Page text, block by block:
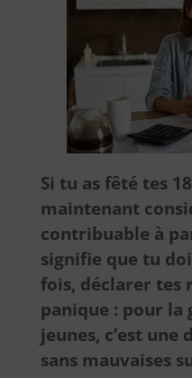
Si tu as fêté tes
maintenant
contribuable à
signifie que tu
fois, déclarer tes
panique : pour la
jeunes, c’est
sans mauvaises